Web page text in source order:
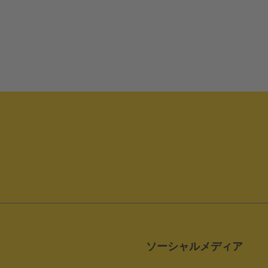
ソーシャルメディア